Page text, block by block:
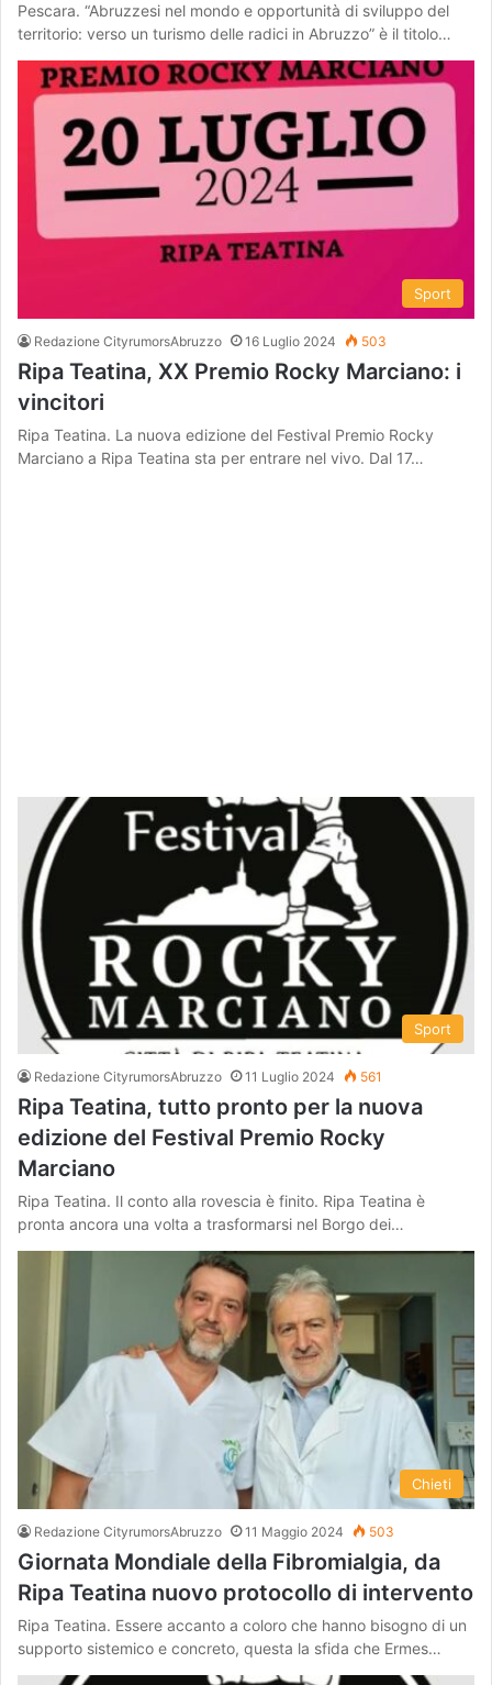
Pescara. “Abruzzesi nel mondo e opportunità di sviluppo del
territorio: verso un turismo delle radici in Abruzzo” è il titolo…
Sport
Redazione CityrumorsAbruzzo 16 Luglio 2024 503
Ripa Teatina, XX Premio Rocky Marciano: i
vincitori
Ripa Teatina. La nuova edizione del Festival Premio Rocky
Marciano a Ripa Teatina sta per entrare nel vivo. Dal 17…
Sport
Redazione CityrumorsAbruzzo 11 Luglio 2024 561
Ripa Teatina, tutto pronto per la nuova
edizione del Festival Premio Rocky
Marciano
Ripa Teatina. Il conto alla rovescia è finito. Ripa Teatina è
pronta ancora una volta a trasformarsi nel Borgo dei…
Chieti
Redazione CityrumorsAbruzzo 11 Maggio 2024 503
Giornata Mondiale della Fibromialgia, da
Ripa Teatina nuovo protocollo di intervento
Ripa Teatina. Essere accanto a coloro che hanno bisogno di un
supporto sistemico e concreto, questa la sfida che Ermes…